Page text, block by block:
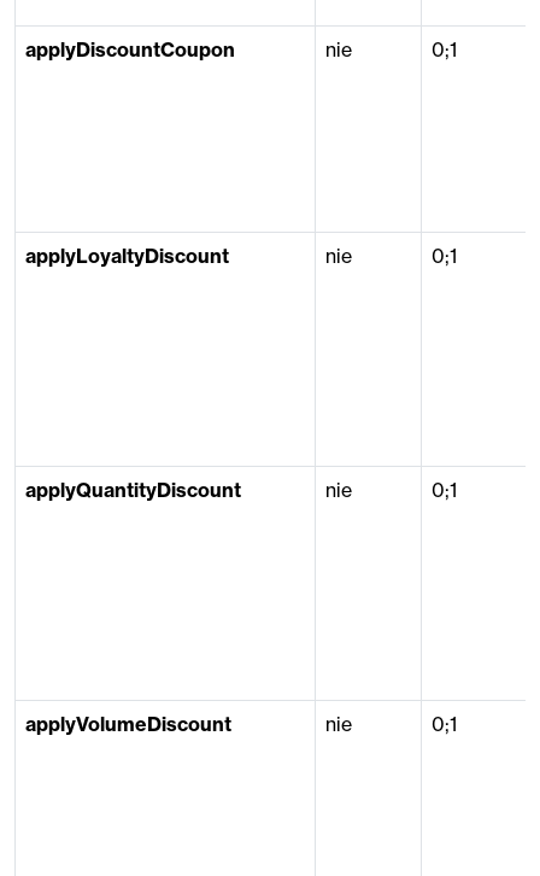
applyDiscountCoupon nie 0;1
applyLoyaltyDiscount nie 0;1
applyQuantityDiscount nie 0;1
applyVolumeDiscount nie 0;1